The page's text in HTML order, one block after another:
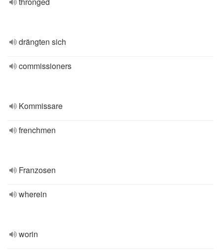
drängten sich
commissioners
Kommissare
frenchmen
Franzosen
wherein
worin